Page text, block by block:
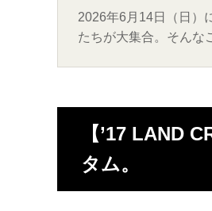
2026年6月14日（日）
たちが大集合。そんな
【’17 LAND
タム。